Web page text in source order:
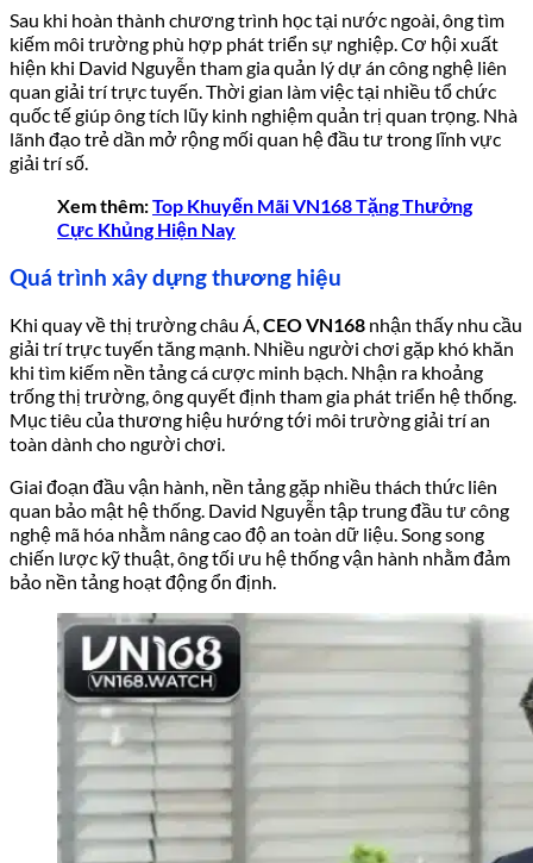
Sau khi hoàn thành chương trình học tại nước ngoài, ông tìm
kiếm môi trường phù hợp phát triển sự nghiệp. Cơ hội xuất
hiện khi David Nguyễn tham gia quản lý dự án công nghệ liên
quan giải trí trực tuyến. Thời gian làm việc tại nhiều tổ chức
quốc tế giúp ông tích lũy kinh nghiệm quản trị quan trọng. Nhà
lãnh đạo trẻ dần mở rộng mối quan hệ đầu tư trong lĩnh vực
giải trí số.
Xem thêm:Top Khuyến Mãi VN168 Tặng Thưởng
Cực Khủng Hiện Nay
Quá trình xây dựng thương hiệu
Khi quay về thị trường châu Á,CEO VN168 nhận thấy nhu cầu
giải trí trực tuyến tăng mạnh. Nhiều người chơi gặp khó khăn
khi tìm kiếm nền tảng cá cược minh bạch. Nhận ra khoảng
trống thị trường, ông quyết định tham gia phát triển hệ thống.
Mục tiêu của thương hiệu hướng tới môi trường giải trí an
toàn dành cho người chơi.
Giai đoạn đầu vận hành, nền tảng gặp nhiều thách thức liên
quan bảo mật hệ thống. David Nguyễn tập trung đầu tư công
nghệ mã hóa nhằm nâng cao độ an toàn dữ liệu. Song song
chiến lược kỹ thuật, ông tối ưu hệ thống vận hành nhằm đảm
bảo nền tảng hoạt động ổn định.